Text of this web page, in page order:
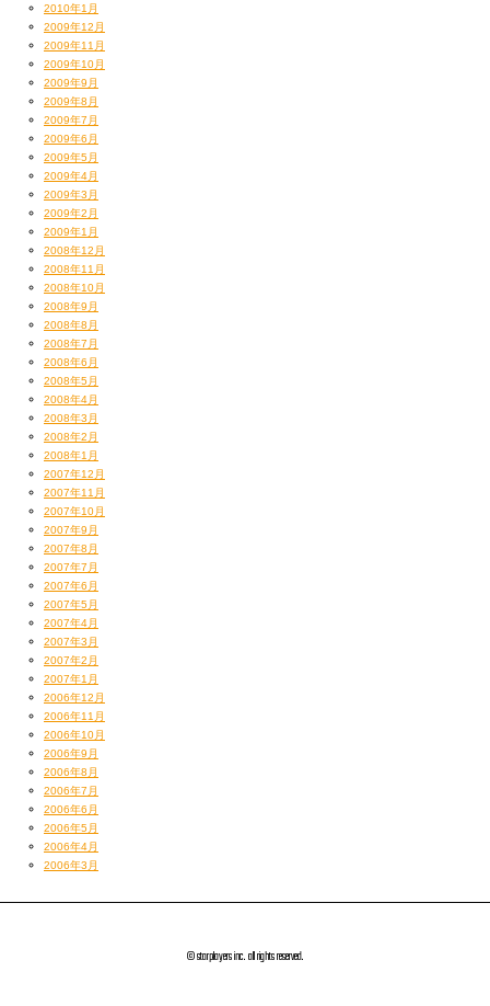
2010年1月
2009年12月
2009年11月
2009年10月
2009年9月
2009年8月
2009年7月
2009年6月
2009年5月
2009年4月
2009年3月
2009年2月
2009年1月
2008年12月
2008年11月
2008年10月
2008年9月
2008年8月
2008年7月
2008年6月
2008年5月
2008年4月
2008年3月
2008年2月
2008年1月
2007年12月
2007年11月
2007年10月
2007年9月
2007年8月
2007年7月
2007年6月
2007年5月
2007年4月
2007年3月
2007年2月
2007年1月
2006年12月
2006年11月
2006年10月
2006年9月
2006年8月
2006年7月
2006年6月
2006年5月
2006年4月
2006年3月
© starplayers inc. all rights reserved.